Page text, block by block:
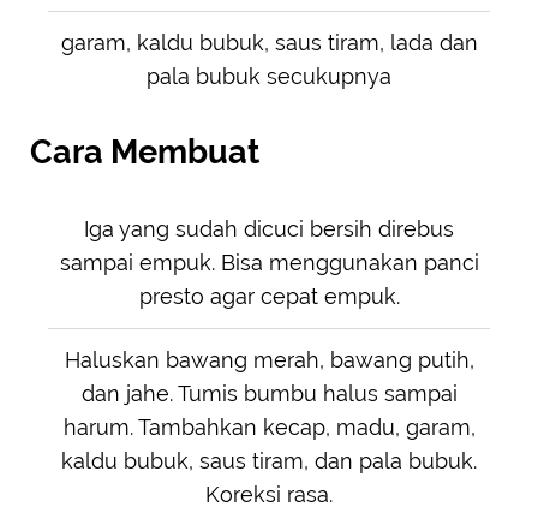
garam, kaldu bubuk, saus tiram, lada dan
pala bubuk secukupnya
Cara Membuat
Iga yang sudah dicuci bersih direbus
sampai empuk. Bisa menggunakan panci
presto agar cepat empuk.
Haluskan bawang merah, bawang putih,
dan jahe. Tumis bumbu halus sampai
harum. Tambahkan kecap, madu, garam,
kaldu bubuk, saus tiram, dan pala bubuk.
Koreksi rasa.